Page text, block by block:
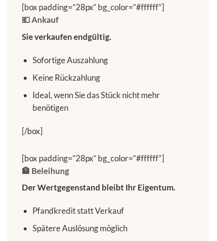
[box padding=“28px“ bg_color=“#ffffff“]
💶 Ankauf
Sie verkaufen endgültig.
Sofortige Auszahlung
Keine Rückzahlung
Ideal, wenn Sie das Stück nicht mehr
benötigen
[/box]
[box padding=“28px“ bg_color=“#ffffff“]
🏦 Beleihung
Der Wertgegenstand bleibt Ihr Eigentum.
Pfandkredit statt Verkauf
Spätere Auslösung möglich